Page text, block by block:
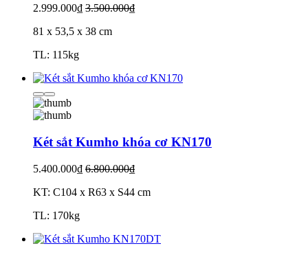
2.999.000₫ 3.500.000₫
81 x 53,5 x 38 cm
TL: 115kg
Két sắt Kumho khóa cơ KN170
5.400.000₫ 6.800.000₫
KT: C104 x R63 x S44 cm
TL: 170kg